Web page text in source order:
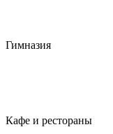
Гимназия
Кафе и рестораны